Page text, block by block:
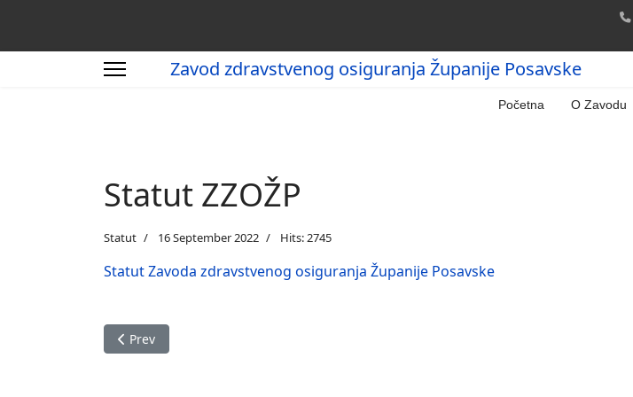
Zavod zdravstvenog osiguranja Županije Posavske
Početna O Zavodu
Statut ZZOŽP
Statut 16 September 2022 Hits: 2745
Statut Zavoda zdravstvenog osiguranja Županije Posavske
Previous article: Statut ZZOŽP
Prev